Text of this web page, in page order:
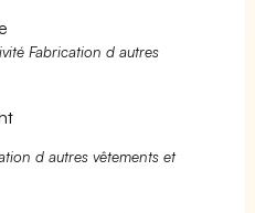
Fabrication d autres
d autres vêtements et